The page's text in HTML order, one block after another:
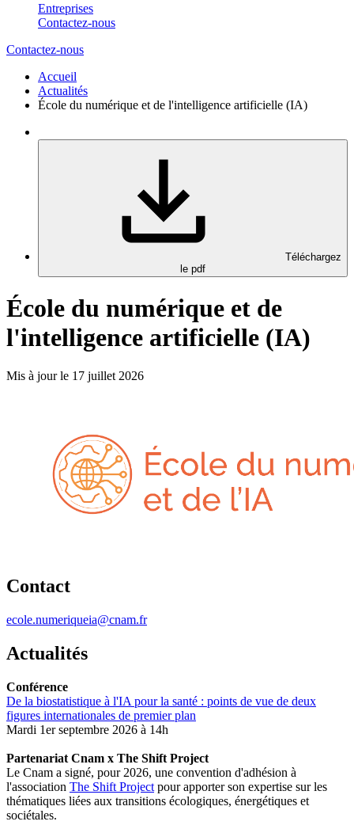
Entreprises
Contactez-nous
Contactez-nous
Accueil
Actualités
École du numérique et de l'intelligence artificielle (IA)
Téléchargez
le pdf
École du numérique et de
l'intelligence artificielle (IA)
Mis à jour le 17 juillet 2026
Contact
ecole.numeriqueia@cnam.fr
Actualités
Conférence
De la biostatistique à l'IA pour la santé : points de vue de deux
figures internationales de premier plan
Mardi 1er septembre 2026 à 14h
Partenariat Cnam x The Shift Project
Le Cnam a signé, pour 2026, une convention d'adhésion à
l'association The Shift Project pour apporter son expertise sur les
thématiques liées aux transitions écologiques, énergétiques et
sociétales.​​​​​​